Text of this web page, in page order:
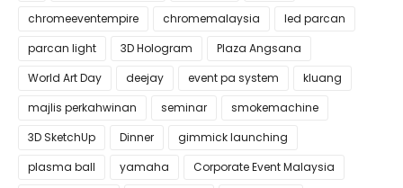
chromeeventempire
chromemalaysia
led parcan
parcan light
3D Hologram
Plaza Angsana
World Art Day
deejay event pa system
kluang
majlis perkahwinan
seminar
smokemachine
3D SketchUp
Dinner
gimmick launching
plasma ball
yamaha
Corporate Event Malaysia